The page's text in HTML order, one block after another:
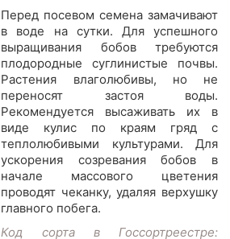
Перед посевом семена замачивают
в воде на сутки. Для успешного
выращивания бобов требуются
плодородные суглинистые почвы.
Растения влаголюбивы, но не
переносят застоя воды.
Рекомендуется высаживать их в
виде кулис по краям гряд с
теплолюбивыми культурами. Для
ускорения созревания бобов в
начале массового цветения
проводят чеканку, удаляя верхушку
главного побега.
Код сорта в Госсортреестре: